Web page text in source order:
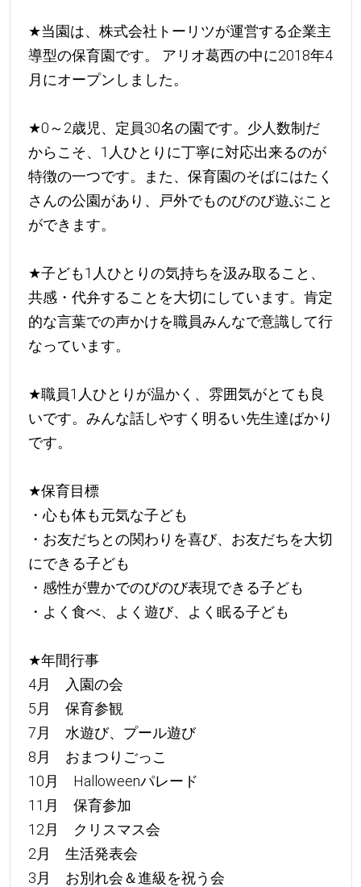
★当園は、株式会社トーリツが運営する企業主
導型の保育園です。 アリオ葛西の中に2018年4
月にオープンしました。
★0～2歳児、定員30名の園です。少人数制だ
からこそ、1人ひとりに丁寧に対応出来るのが
特徴の一つです。また、保育園のそばにはたく
さんの公園があり、戸外でものびのび遊ぶこと
ができます。
★子ども1人ひとりの気持ちを汲み取ること、
共感・代弁することを大切にしています。肯定
的な言葉での声かけを職員みんなで意識して行
なっています。
★職員1人ひとりが温かく、雰囲気がとても良
いです。みんな話しやすく明るい先生達ばかり
です。
★保育目標
・心も体も元気な子ども
・お友だちとの関わりを喜び、お友だちを大切
にできる子ども
・感性が豊かでのびのび表現できる子ども
・よく食べ、よく遊び、よく眠る子ども
★年間行事
4月 入園の会
5月 保育参観
7月 水遊び、プール遊び
8月 おまつりごっこ
10月 Halloweenパレード
11月 保育参加
12月 クリスマス会
2月 生活発表会
3月 お別れ会＆進級を祝う会